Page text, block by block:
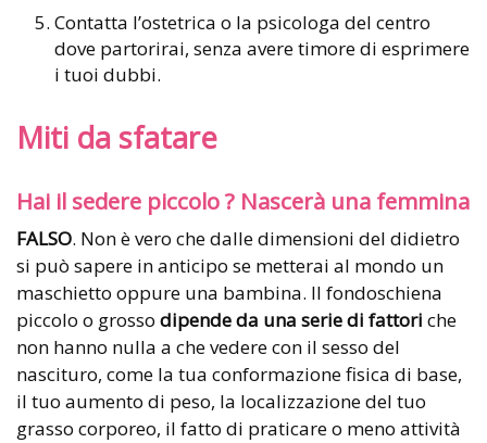
Contatta l’ostetrica o la psicologa del centro
dove partorirai, senza avere timore di esprimere
i tuoi dubbi.
Miti da sfatare
Hai il sedere piccolo ? Nascerà una femmina
FALSO. Non è vero che dalle dimensioni del didietro
si può sapere in anticipo se metterai al mondo un
maschietto oppure una bambina. Il fondoschiena
piccolo o grosso dipende da una serie di fattori che
non hanno nulla a che vedere con il sesso del
nascituro, come la tua conformazione fisica di base,
il tuo aumento di peso, la localizzazione del tuo
grasso corporeo, il fatto di praticare o meno attività